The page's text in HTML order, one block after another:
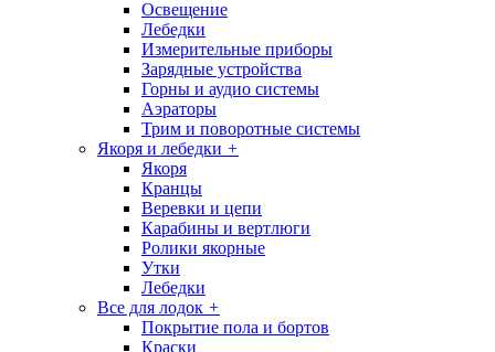
Освещение
Лебедки
Измерительные приборы
Зарядные устройства
Горны и аудио системы
Аэраторы
Трим и поворотные системы
Якоря и лебедки +
Якоря
Кранцы
Веревки и цепи
Карабины и вертлюги
Ролики якорные
Утки
Лебедки
Все для лодок +
Покрытие пола и бортов
Краски